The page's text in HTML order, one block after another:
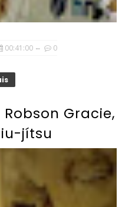
00:41:00 0
Gracie,
jítsu